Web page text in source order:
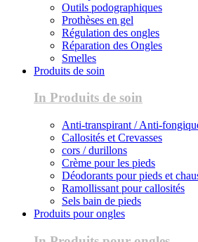
Outils podographiques
Prothèses en gel
Régulation des ongles
Réparation des Ongles
Smelles
Produits de soin
In Produits de soin
Anti-transpirant / Anti-
Callosités et Crevasses
cors / durillons
Crème pour les pieds
Déodorants pour pieds et
Ramollissant pour callosités
Sels bain de pieds
Produits pour ongles